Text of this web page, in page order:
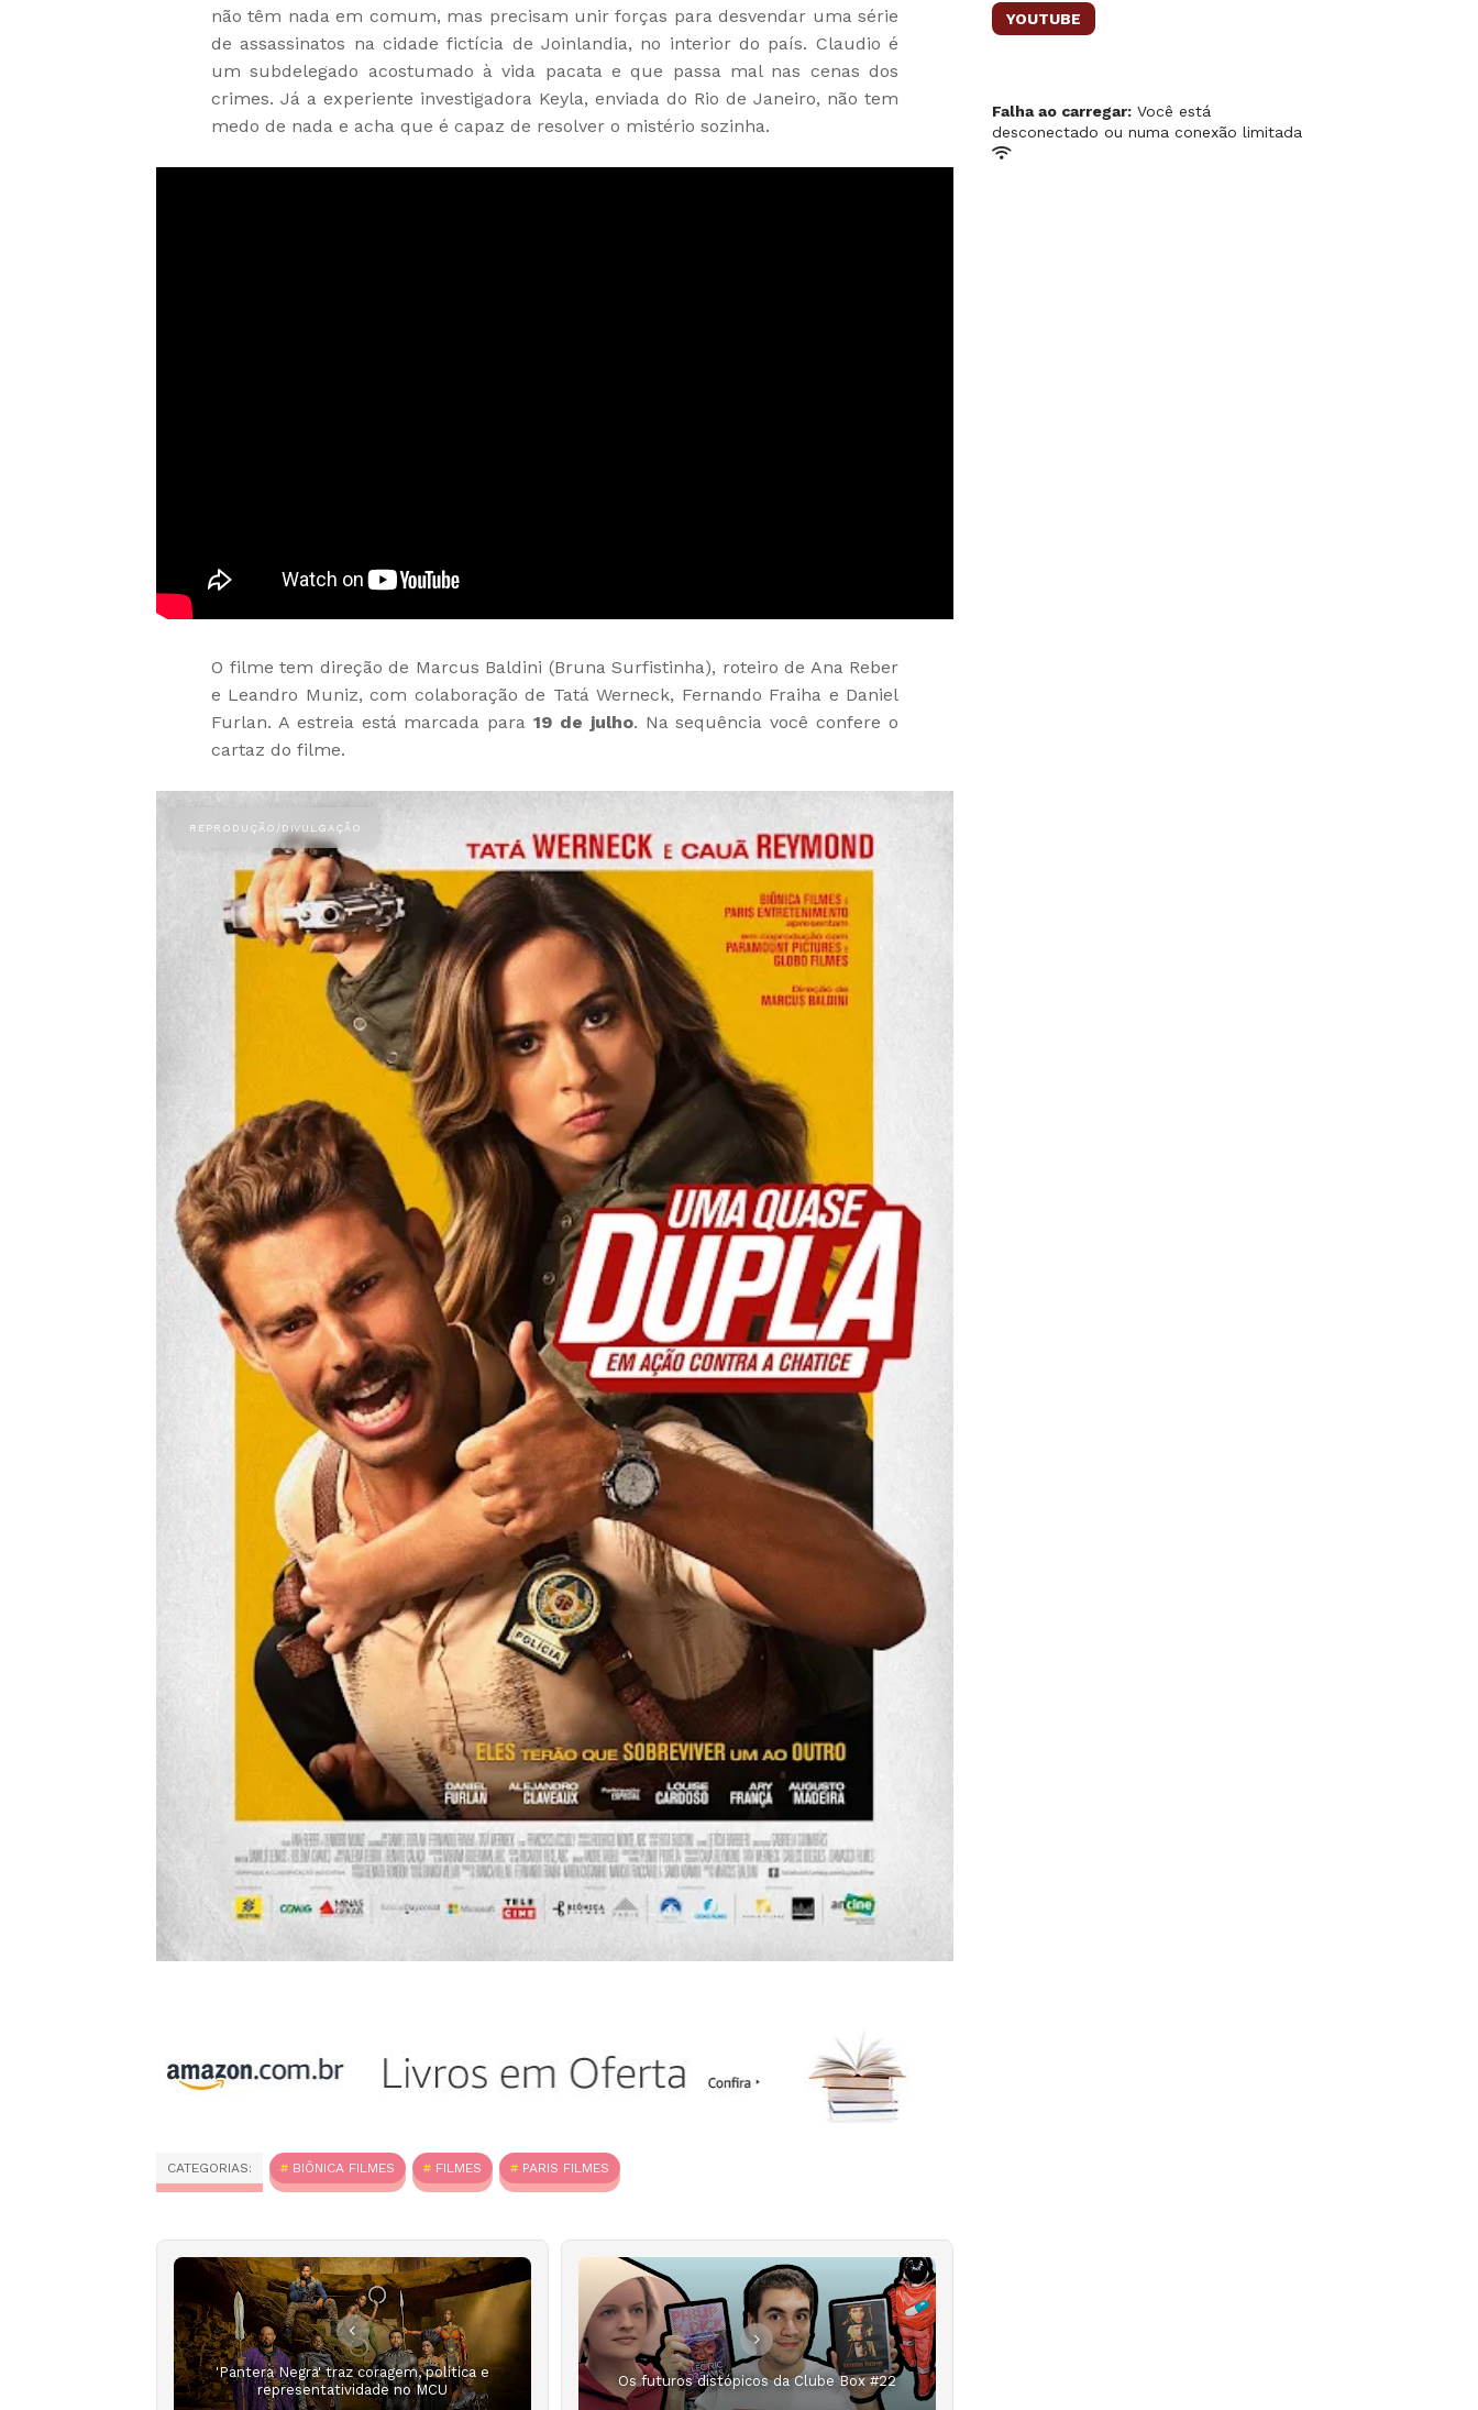
não têm nada em comum, mas precisam unir forças para desvendar uma série
de assassinatos na cidade fictícia de Joinlandia, no interior do país. Claudio é
um subdelegado acostumado à vida pacata e que passa mal nas cenas dos
crimes. Já a experiente investigadora Keyla, enviada do Rio de Janeiro, não tem
medo de nada e acha que é capaz de resolver o mistério sozinha.
O filme tem direção de Marcus Baldini (Bruna Surfistinha), roteiro de Ana Reber
e Leandro Muniz, com colaboração de Tatá Werneck, Fernando Fraiha e Daniel
Furlan. A estreia está marcada para19 de julho. Na sequência você confere o
cartaz do filme.
CATEGORIAS: BIÔNICA FILMES FILMES PARIS FILMES
'Pantera Negra' traz coragem, política e
representatividade no MCU
Os futuros distópicos da Clube Box #22
YOUTUBE
Falha ao carregar: Você está
desconectado ou numa conexão limitada